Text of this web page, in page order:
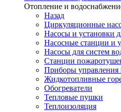
Отопление и
Назад
Циркуляционные
Насосы и установки
Насосные станции и
Насосы для систем
Станции
Приборы управления
Жидкотопливные
Обогреватели
Тепловые пушки
Теплоизоляция